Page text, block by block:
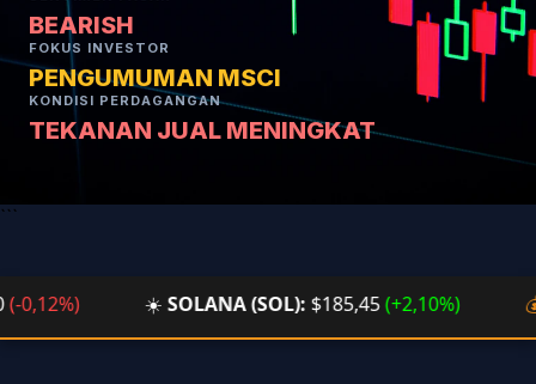
BEARISH
FOKUS INVESTOR
PENGUMUMAN MSCI
KONDISI PERDAGANGAN
TEKANAN JUAL MENINGKAT
```
SOLANA (SOL):$185,45(+2,10%)